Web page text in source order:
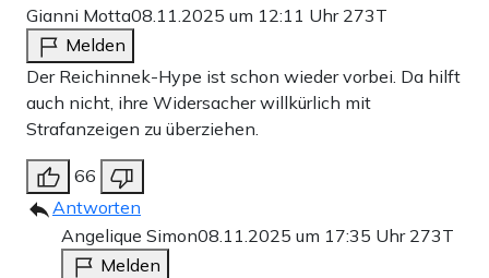
Gianni Motta08.11.2025 um 12:11 Uhr 273T
Melden
Der Reichinnek-Hype ist schon wieder vorbei. Da hilft
auch nicht, ihre Widersacher willkürlich mit
Strafanzeigen zu überziehen.
66
Antworten
Angelique Simon08.11.2025 um 17:35 Uhr 273T
Melden